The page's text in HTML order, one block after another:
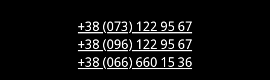
+38 (073) 122 95 67
+38 (096) 122 95 67
+38 (066) 660 15 36